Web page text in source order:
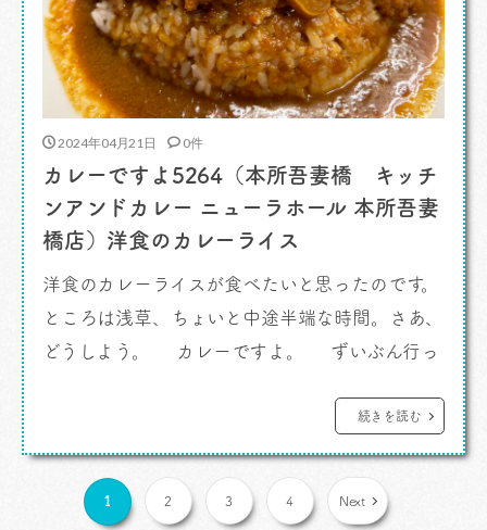
2024年04月21日 0件
カレーですよ5264（本所吾妻橋 キッチ
ンアンドカレー ニューラホール 本所吾妻
橋店）洋食のカレーライス
洋食のカレーライスが食べたいと思ったのです。
ところは浅草、ちょいと中途半端な時間。さあ、
どうしよう。 カレーですよ。 ずいぶん行っ
が。週末なのでちょいと混むんではないかしらね
えと予想。春のうららの吾妻橋を渡ることにし
ました。 向かうは本所吾妻橋、 「ニューラホ
ール」 です […]
続きを読む
1 2 3 4 Next